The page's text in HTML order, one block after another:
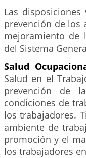
Las
prevención de los
mejoramiento de
del Sistema
Salud
Salud en el
prevención de
condiciones de
los trabajadores.
ambiente de
promoción y el
los trabajadores